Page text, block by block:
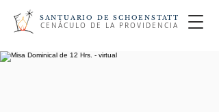
SANTUARIO DE SCHOENSTATT
CENÁCULO DE LA PROVIDENCIA